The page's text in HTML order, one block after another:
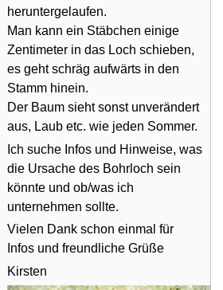
heruntergelaufen.
Man kann ein Stäbchen einige
Zentimeter in das Loch schieben,
es geht schräg aufwärts in den
Stamm hinein.
Der Baum sieht sonst unverändert
aus, Laub etc. wie jeden Sommer.
Ich suche Infos und Hinweise, was
die Ursache des Bohrloch sein
könnte und ob/was ich
unternehmen sollte.
Vielen Dank schon einmal für
Infos und freundliche Grüße
Kirsten